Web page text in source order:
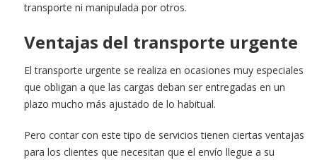
transporte ni manipulada por otros.
Ventajas del transporte urgente
El transporte urgente se realiza en ocasiones muy especiales
que obligan a que las cargas deban ser entregadas en un
plazo mucho más ajustado de lo habitual.
Pero contar con este tipo de servicios tienen ciertas ventajas
para los clientes que necesitan que el envío llegue a su